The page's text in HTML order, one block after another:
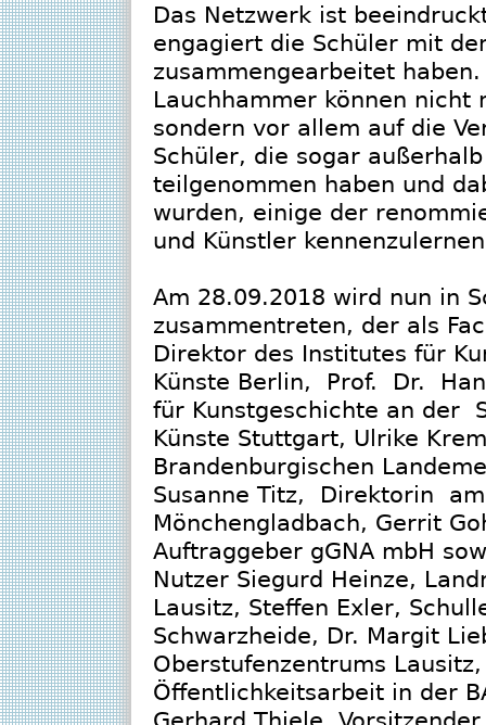
Das Netzwerk ist
engagiert die Schüler mit
zusammengearbeitet
Lauchhammer können nicht
sondern vor allem auf die
Schüler, die sogar
teilgenommen haben und
wurden, einige der
und Künstler
Am 28.09.2018 wird nun in
zusammentreten, der als
Direktor des Institutes für
Künste Berlin, Prof. Dr.
für Kunstgeschichte an der
Künste Stuttgart, Ulrike
Brandenburgischen
Susanne Titz, Direktorin
Mönchengladbach, Gerrit
Auftraggeber gGNA mbH
Nutzer Siegurd Heinze,
Lausitz, Steffen Exler,
Schwarzheide, Dr. Margit
Oberstufenzentrums
Öffentlichkeitsarbeit in der